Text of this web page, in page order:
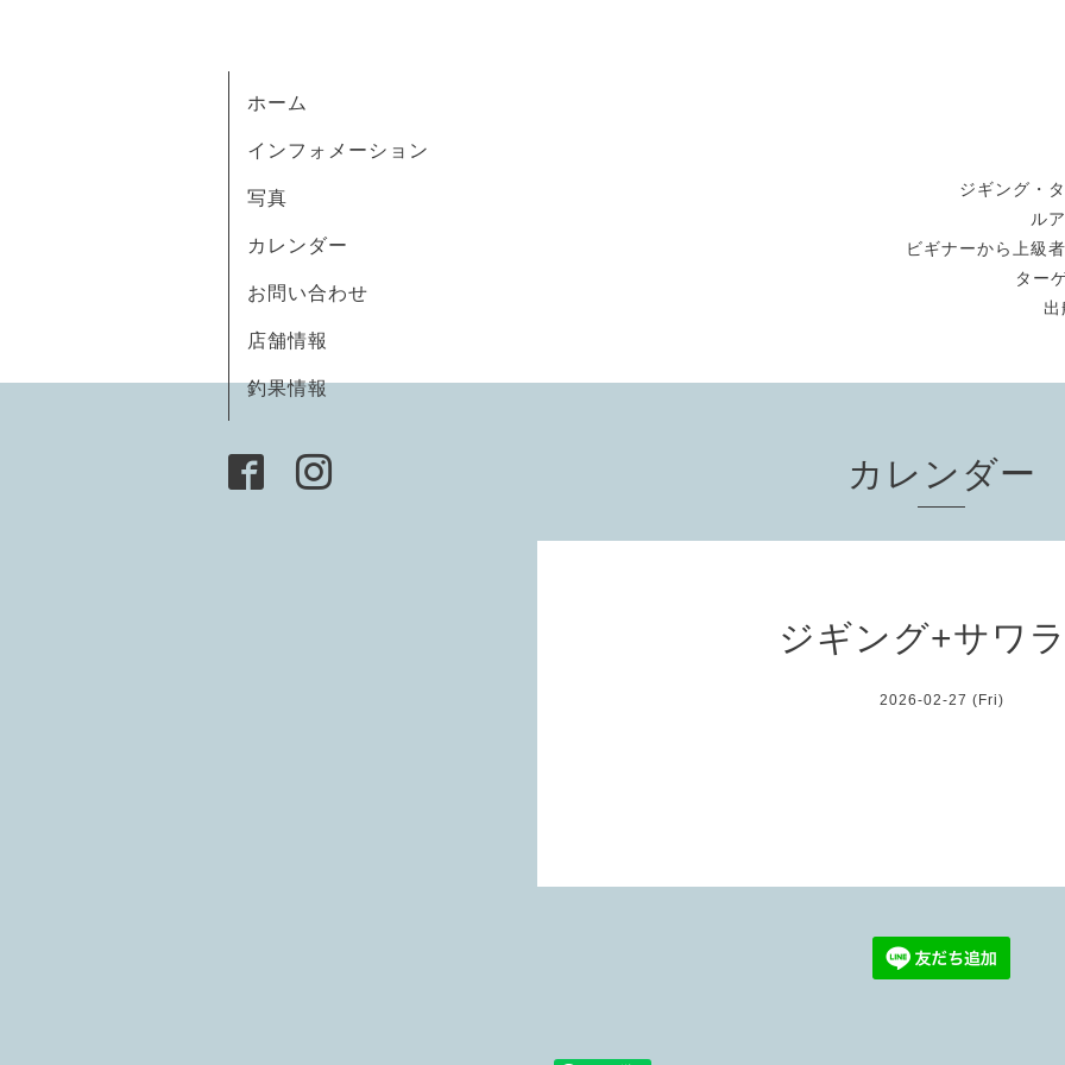
ジギング・
ル
ビギナーから上級
ター
ホーム
インフォメーション
写真
カレンダー
お問い合わせ
店舗情報
釣果情報
カレンダー
ジギング+サワ
2026-02-27 (Fri)